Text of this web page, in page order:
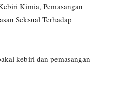
Kimia, Pemasangan
Seksual Terhadap
kebiri dan pemasangan